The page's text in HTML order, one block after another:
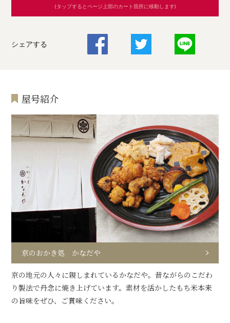
(タップするとページ上部のカート箇所に移動します)
シェアする
屋号紹介
京のおかき処 かなだや
京の地元の人々に親しまれているかなだや。昔ながらのこだわ
り製法で丹念に焼き上げています。素材を活かしたもち米本来
の旨味をぜひ、ご賞味ください。